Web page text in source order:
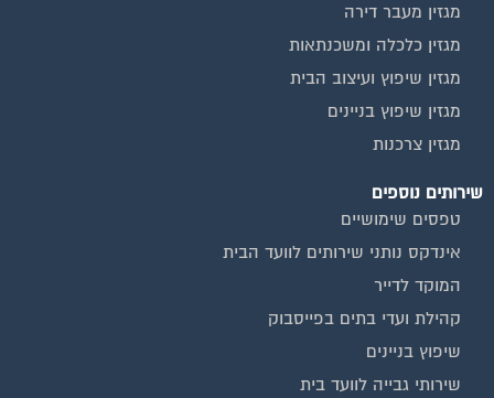
מגזין מעבר דירה
מגזין כלכלה ומשכנתאות
מגזין שיפוץ ועיצוב הבית
מגזין שיפוץ בניינים
מגזין צרכנות
שירותים נוספים
טפסים שימושיים
אינדקס נותני שירותים לוועד הבית
המוקד לדייר
קהילת ועדי בתים בפייסבוק
שיפוץ בניינים
שירותי גבייה לוועד בית